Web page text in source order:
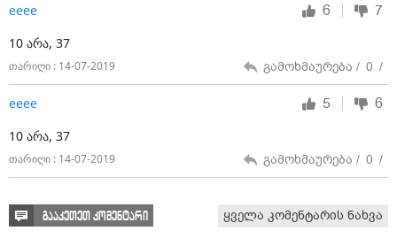
ееее 6 7
10 არა, 37
თარიღი : 14-07-2019 გამოხმაურება / 0 /
ееее 5 6
10 არა, 37
თარიღი : 14-07-2019 გამოხმაურება / 0 /
გააკეთეთ კომენტარი ყველა კომენტარის ნახვა